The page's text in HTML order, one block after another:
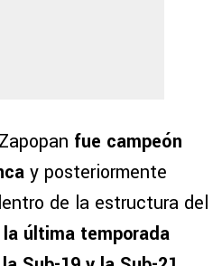
fue campeón
y posteriormente
de la estructura del
última temporada